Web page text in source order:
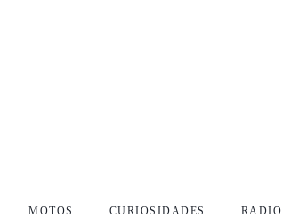
MOTOS CURIOSIDADES RADIO